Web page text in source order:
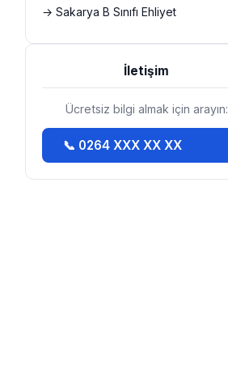
→ Sakarya B Sınıfı Ehliyet
İletişim
Ücretsiz bilgi almak için arayın:
📞 0264 XXX XX XX